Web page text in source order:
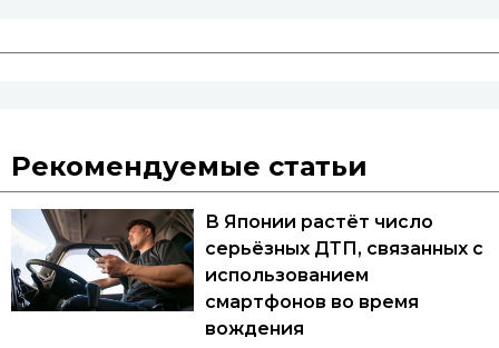
Рекомендуемые статьи
В Японии растёт число
серьёзных ДТП, связанных с
использованием
смартфонов во время
вождения